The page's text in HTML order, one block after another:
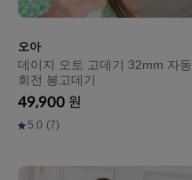
오아
데이지 오토 고데기 32mm 자동
회전 봉고데기
49,900 원
5.0 (7)